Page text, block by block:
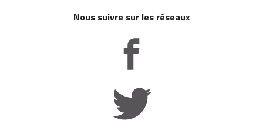
Nous suivre sur les réseaux